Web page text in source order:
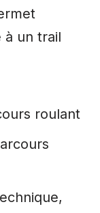
à un trail
roulant